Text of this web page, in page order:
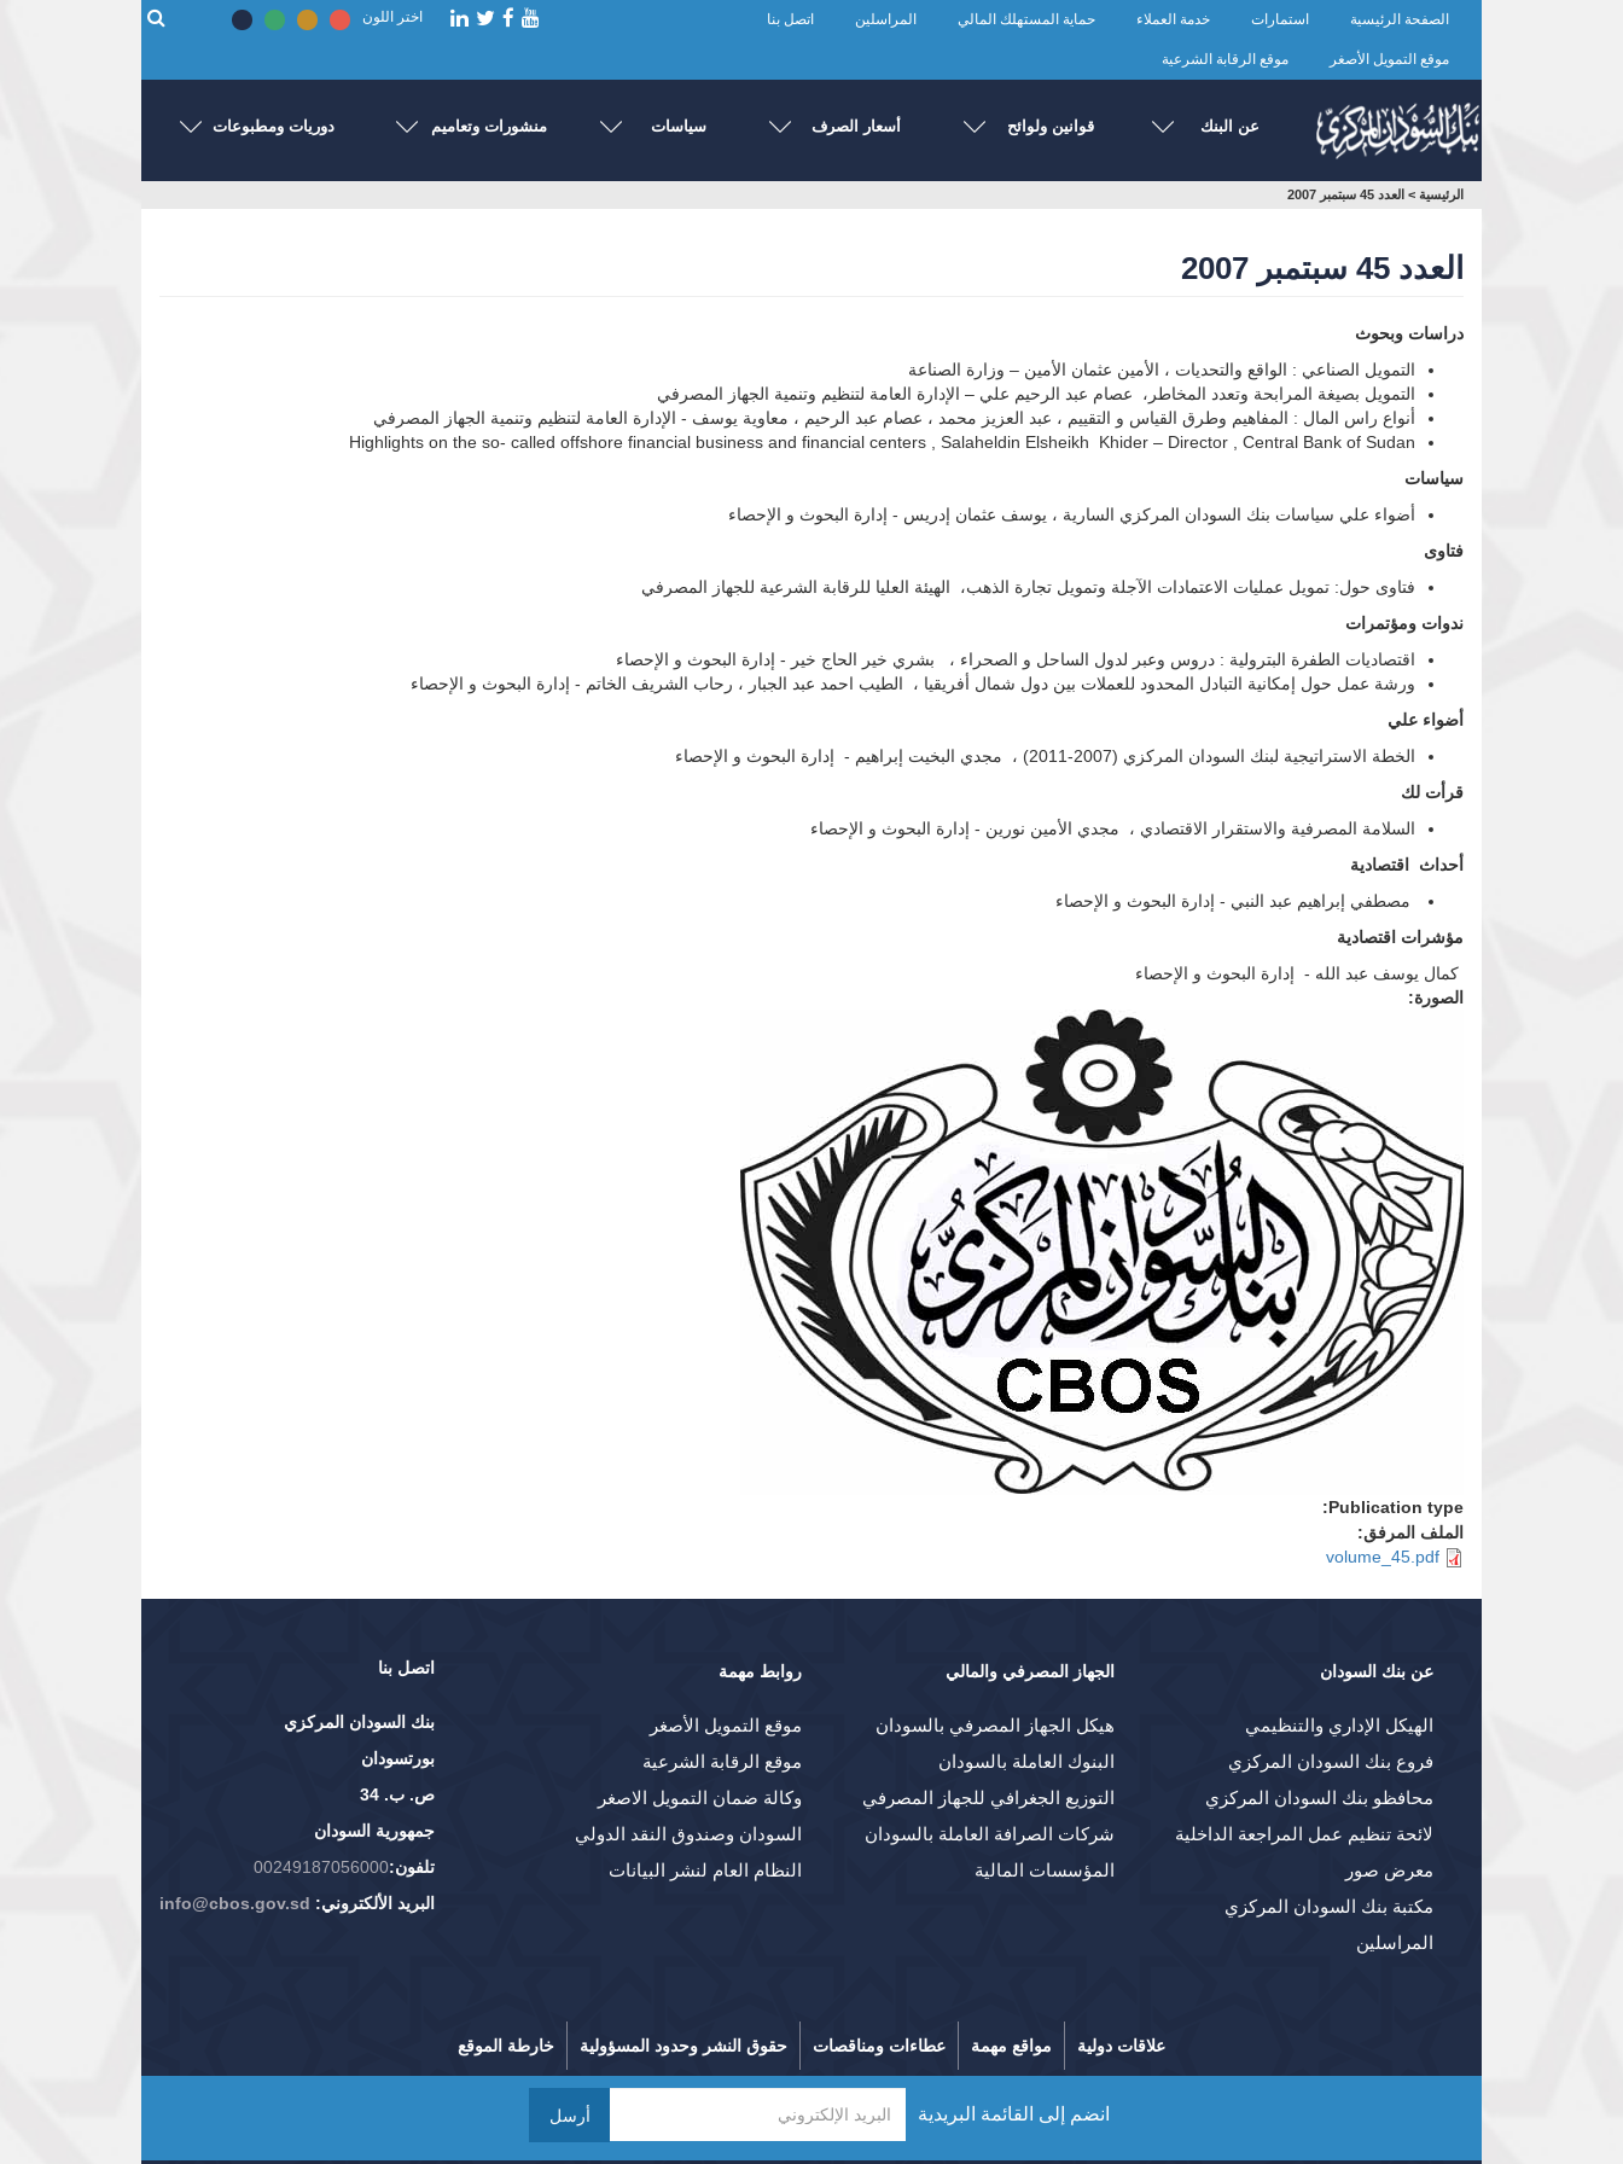
الصفحة الرئيسية استمارات خدمة العملاء حماية المستهلك المالي المراسلين اتصل بنا
موقع التمويل الأصغر موقع الرقابة الشرعية
اختر اللون
عن البنك قوانين ولوائح أسعار الصرف سياسات منشورات وتعاميم دوريات ومطبوعات
أنت
الرئيسية > العدد 45 سبتمبر 2007
العدد 45 سبتمبر 2007
دراسات وبحوث
التمويل الصناعي : الواقع والتحديات ، الأمين عثمان الأمين – وزارة الصناعة
التمويل بصيغة المرابحة وتعدد المخاطر، عصام عبد الرحيم علي – الإدارة العامة لتنظيم وتنمية الجهاز المصرفي
أنواع راس المال : المفاهيم وطرق القياس و التقييم ، عبد العزيز محمد ، عصام عبد الرحيم ، معاوية يوسف - الإدارة العامة لتنظيم وتنمية الجهاز المصرفي
Highlights on the so- called offshore financial business and financial centers , Salaheldin Elsheikh Khider – Director , Central Bank of Sudan
سياسات
أضواء علي سياسات بنك السودان المركزي السارية ، يوسف عثمان إدريس - إدارة البحوث و الإحصاء
فتاوى
فتاوى حول: تمويل عمليات الاعتمادات الآجلة وتمويل تجارة الذهب، الهيئة العليا للرقابة الشرعية للجهاز المصرفي
ندوات ومؤتمرات
اقتصاديات الطفرة البترولية : دروس وعبر لدول الساحل و الصحراء ، بشري خير الحاج خير - إدارة البحوث و الإحصاء
ورشة عمل حول إمكانية التبادل المحدود للعملات بين دول شمال أفريقيا ، الطيب احمد عبد الجبار ، رحاب الشريف الخاتم - إدارة البحوث و الإحصاء
أضواء علي
الخطة الاستراتيجية لبنك السودان المركزي (2007-2011) ، مجدي البخيت إبراهيم - إدارة البحوث و الإحصاء
قرأت لك
السلامة المصرفية والاستقرار الاقتصادي ، مجدي الأمين نورين - إدارة البحوث و الإحصاء
أحداث اقتصادية
مصطفي إبراهيم عبد النبي - إدارة البحوث و الإحصاء
مؤشرات اقتصادية
كمال يوسف عبد الله - إدارة البحوث و الإحصاء
الصورة:
Publication type:
الملف المرفق:
volume_45.pdf
اتصل بنا
بنك السودان المركزي
بورتسودان
ص. ب. 34
جمهورية السودان
تلفون:00249187056000
البريد الألكتروني: info@cbos.gov.sd
عن بنك السودان
الهيكل الإداري والتنظيمي
فروع بنك السودان المركزي
محافظو بنك السودان المركزي
لائحة تنظيم عمل المراجعة الداخلية
معرض صور
مكتبة بنك السودان المركزي
المراسلين
الجهاز المصرفي والمالي
هيكل الجهاز المصرفي بالسودان
البنوك العاملة بالسودان
التوزيع الجغرافي للجهاز المصرفي
شركات الصرافة العاملة بالسودان
المؤسسات المالية
روابط مهمة
موقع التمويل الأصغر
موقع الرقابة الشرعية
وكالة ضمان التمويل الاصغر
السودان وصندوق النقد الدولي
النظام العام لنشر البيانات
خارطة الموقع حقوق النشر وحدود المسؤولية عطاءات ومناقصات مواقع مهمة علاقات دولية
انضم إلى القائمة البريدية أرسل